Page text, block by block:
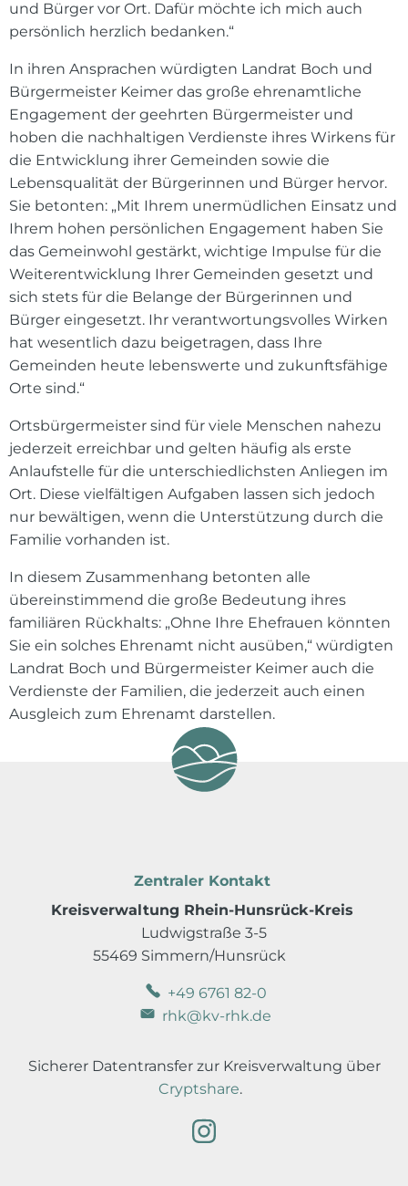
und Bürger vor Ort. Dafür möchte ich mich auch
persönlich herzlich bedanken.“
In ihren Ansprachen würdigten Landrat Boch und
Bürgermeister Keimer das große ehrenamtliche
Engagement der geehrten Bürgermeister und
hoben die nachhaltigen Verdienste ihres Wirkens für
die Entwicklung ihrer Gemeinden sowie die
Lebensqualität der Bürgerinnen und Bürger hervor.
Sie betonten: „Mit Ihrem unermüdlichen Einsatz und
Ihrem hohen persönlichen Engagement haben Sie
das Gemeinwohl gestärkt, wichtige Impulse für die
Weiterentwicklung Ihrer Gemeinden gesetzt und
sich stets für die Belange der Bürgerinnen und
Bürger eingesetzt. Ihr verantwortungsvolles Wirken
hat wesentlich dazu beigetragen, dass Ihre
Gemeinden heute lebenswerte und zukunftsfähige
Orte sind.“
Ortsbürgermeister sind für viele Menschen nahezu
jederzeit erreichbar und gelten häufig als erste
Anlaufstelle für die unterschiedlichsten Anliegen im
Ort. Diese vielfältigen Aufgaben lassen sich jedoch
nur bewältigen, wenn die Unterstützung durch die
Familie vorhanden ist.
In diesem Zusammenhang betonten alle
übereinstimmend die große Bedeutung ihres
familiären Rückhalts: „Ohne Ihre Ehefrauen könnten
Sie ein solches Ehrenamt nicht ausüben,“ würdigten
Landrat Boch und Bürgermeister Keimer auch die
Verdienste der Familien, die jederzeit auch einen
Ausgleich zum Ehrenamt darstellen.
Zentraler Kontakt
Kreisverwaltung Rhein-Hunsrück-Kreis
Ludwigstraße 3-5
55469 Simmern/Hunsrück
+49 6761 82-0
rhk@kv-rhk.de
Sicherer Datentransfer zur Kreisverwaltung über
Cryptshare.